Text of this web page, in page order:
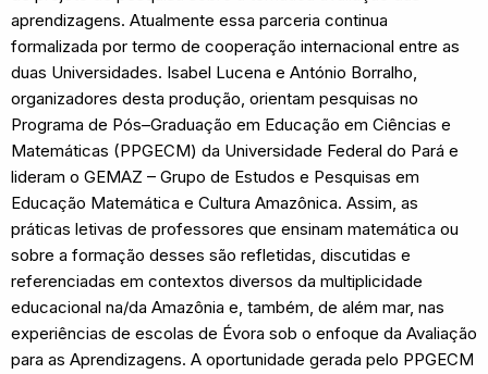
aprendizagens. Atualmente essa parceria continua
formalizada por termo de cooperação internacional entre as
duas Universidades. Isabel Lucena e António Borralho,
organizadores desta produção, orientam pesquisas no
Programa de Pós–Graduação em Educação em Ciências e
Matemáticas (PPGECM) da Universidade Federal do Pará e
lideram o GEMAZ – Grupo de Estudos e Pesquisas em
Educação Matemática e Cultura Amazônica. Assim, as
práticas letivas de professores que ensinam matemática ou
sobre a formação desses são refletidas, discutidas e
referenciadas em contextos diversos da multiplicidade
educacional na/da Amazônia e, também, de além mar, nas
experiências de escolas de Évora sob o enfoque da Avaliação
para as Aprendizagens. A oportunidade gerada pelo PPGECM